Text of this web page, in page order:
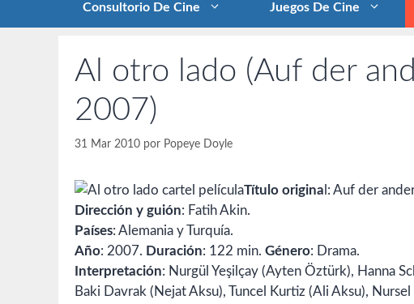
Consultorio De Cine Juegos De Cine
Al otro lado (Auf der
2007)
31 Mar 2010 por Popeye Doyle
Título origina l: Auf der
Dirección y guión: Fatih Akin.
Países: Alemania y Turquía.
Año: 2007. Duración: 122 min. Género: Drama.
Interpretación: Nurgül Yeşilçay (Ayten Öztürk), Hanna
Baki Davrak (Nejat Aksu), Tuncel Kurtiz (Ali Aksu), Nursel